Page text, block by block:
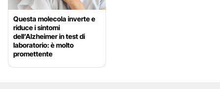
Questa molecola inverte e
riduce i sintomi
dell’Alzheimer in test di
laboratorio: è molto
promettente